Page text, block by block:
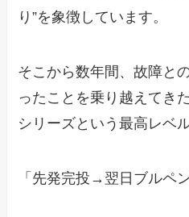
り”を象徴しています。
そこから数年間、故障と
ったことを乗り越えてき
シリーズという最高レベ
「先発完投→翌日ブルペ